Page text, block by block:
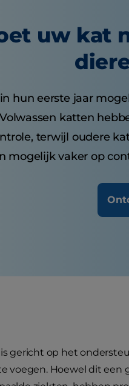
uw kat
hun eerste jaar
katten
terwijl oudere
mogelijk vaker op
gericht op het
voegen. Hoewel dit een